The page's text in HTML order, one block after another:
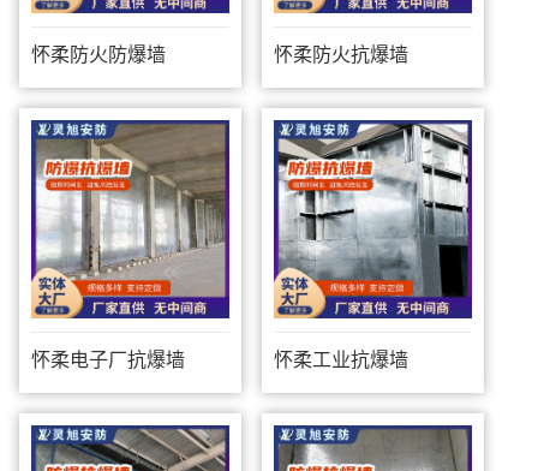
怀柔防火防爆墙 怀柔防火抗爆墙
怀柔电子厂抗爆墙 怀柔工业抗爆墙